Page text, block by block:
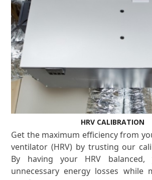
HRV CALIBRATION
Get the maximum efficiency from
ventilator (HRV) by trusting our
By having your HRV
unnecessary energy losses while